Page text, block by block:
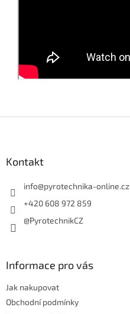
Kontakt
info@pyrotechnika-online.cz
+420 608 972 859
@PyrotechnikCZ
Informace pro vás
Jak nakupovat
Obchodní podmínky